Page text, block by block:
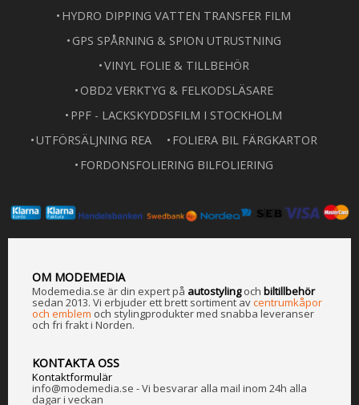
HYDRO DIPPING VATTEN TRANSFER FILM
GPS SPÅRNING & SPION UTRUSTNING
VINYL FOLIE & TILLBEHÖR
OBD2 VERKTYG & FELKODSLÄSARE
PPF - LACKSKYDDSFILM I STOCKHOLM
UTFÖRSÄLJNING REA
FOLIERA BIL FÄRGKARTOR
FORDONSFOLIERING BILFOLIERING
OM MODEMEDIA
Modemedia.se är din expert på autostylingoch biltillbehör
sedan 2013. Vi erbjuder ett brett sortiment avcentrumkåpor
och emblem och stylingprodukter med snabba leveranser
och fri frakt i Norden.
KONTAKTA OSS
Kontaktformulär
info@modemedia.se - Vi besvarar alla mail inom 24h alla
dagar i veckan